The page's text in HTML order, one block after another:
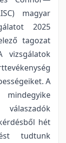
magyar
2025
tagozat
vizsgálatok
A
mindegyike
hét
tudtunk